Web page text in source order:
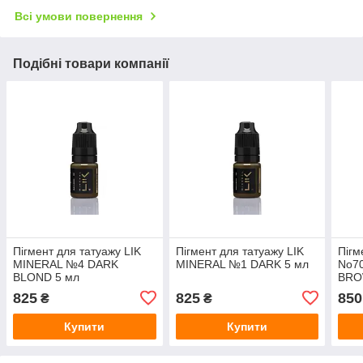
Всі умови повернення
Подібні товари компанії
Пігмент для татуажу LIK
MINERAL №4 DARK
BLOND 5 мл
825 ₴
Купити
Пігмент для татуажу LIK
MINERAL №1 DARK 5 мл
825₴
Купити
850